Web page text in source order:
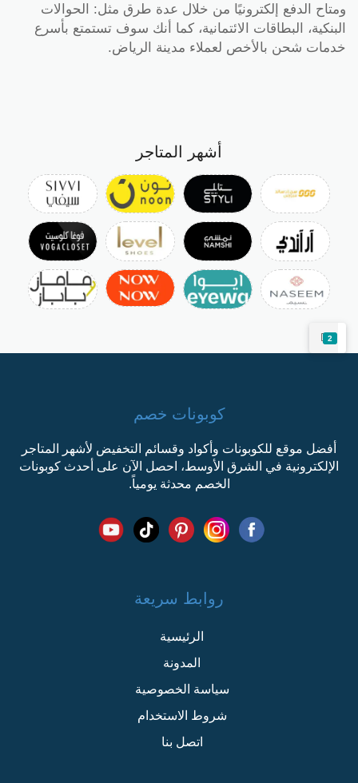
2
ومتاح الدفع إلكترونيًا من خلال عدة طرق مثل: الحوالات
البنكية، البطاقات الائتمانية، كما أنك سوف تستمتع بأسرع
خدمات شحن بالأخص لعملاء مدينة الرياض.
أشهر المتاجر
كوبونات خصم
أفضل موقع للكوبونات وأكواد وقسائم التخفيض لأشهر المتاجر
الإلكترونية في الشرق الأوسط، احصل الآن على أحدث كوبونات
الخصم محدثة يومياً.
روابط سريعة
الرئيسية
المدونة
سياسة الخصوصية
شروط الاستخدام
اتصل بنا